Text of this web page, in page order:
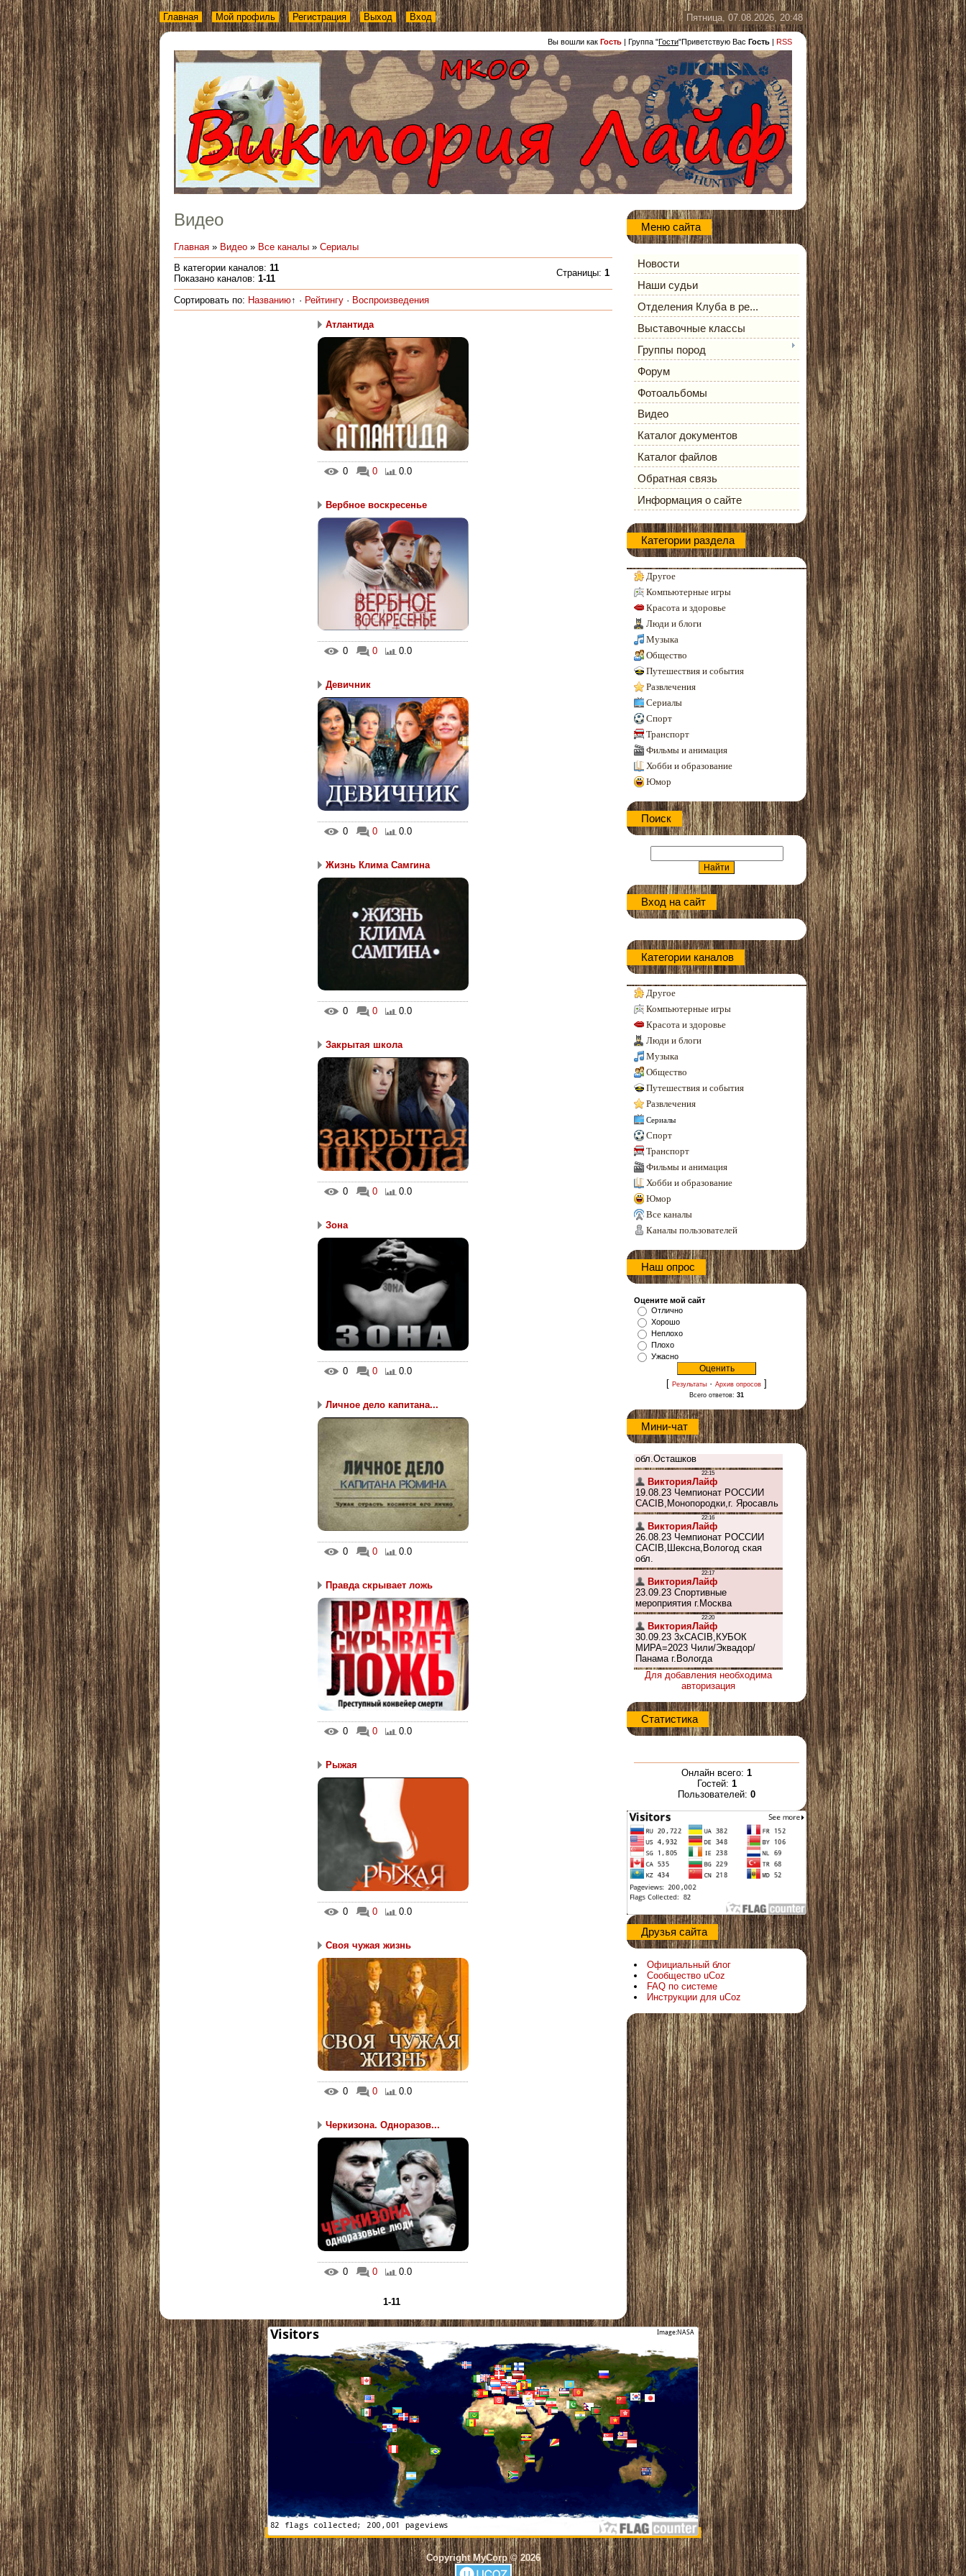
Пятница, 07.08.2026, 20:48
Вы вошли как Гость | Группа "Гости"Приветствую Вас Гость | RSS
Главная Мой профиль Регистрация Выход Вход
Видео
Главная » Видео » Все каналы » Сериалы
В категории каналов: 11
Показано каналов: 1-11
Страницы: 1
Сортировать по: Названию↑ · Рейтингу · Воспроизведения
Атлантида
0 0 0.0
Вербное воскресенье
0 0 0.0
Девичник
0 0 0.0
Жизнь Клима Самгина
0 0 0.0
Закрытая школа
0 0 0.0
Зона
0 0 0.0
Личное дело капитана...
0 0 0.0
Правда скрывает ложь
0 0 0.0
Рыжая
0 0 0.0
Своя чужая жизнь
0 0 0.0
Черкизона. Одноразов...
0 0 0.0
1-11
Меню сайта
Новости
Наши судьи
Отделения Клуба в ре...
Выставочные классы
Группы пород
Форум
Фотоальбомы
Видео
Каталог документов
Каталог файлов
Обратная связь
Информация о сайте
Категории раздела
Другое
Компьютерные игры
Красота и здоровье
Люди и блоги
Музыка
Общество
Путешествия и события
Развлечения
Сериалы
Спорт
Транспорт
Фильмы и анимация
Хобби и образование
Юмор
Поиск
Вход на сайт
Категории каналов
Другое
Компьютерные игры
Красота и здоровье
Люди и блоги
Музыка
Общество
Путешествия и события
Развлечения
Сериалы
Спорт
Транспорт
Фильмы и анимация
Хобби и образование
Юмор
Все каналы
Каналы пользователей
Наш опрос
Оцените мой сайт
Отлично
Хорошо
Неплохо
Плохо
Ужасно
[ Результаты · Архив опросов ]
Всего ответов: 31
Мини-чат
Для добавления необходима
авторизация
Статистика
Онлайн всего: 1
Гостей: 1
Пользователей: 0
Друзья сайта
Официальный блог
Сообщество uCoz
FAQ по системе
Инструкции для uCoz
Copyright MyCorp © 2026